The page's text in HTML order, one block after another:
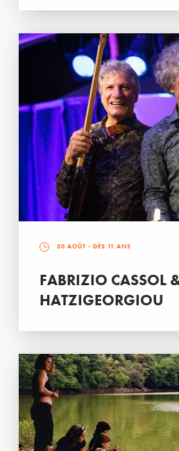
30 AOÛT - DÈS 11 ANS
FABRIZIO CASSOL
HATZIGEORGIOU